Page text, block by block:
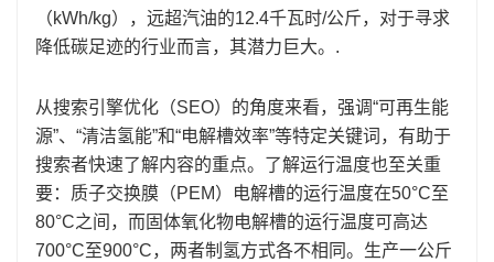
（kWh/kg），远超汽油的12.4千瓦时/公斤，对于寻求
降低碳足迹的行业而言，其潜力巨大。.
从搜索引擎优化（SEO）的角度来看，强调“可再生能
源”、“清洁氢能”和“电解槽效率”等特定关键词，有助于
搜索者快速了解内容的重点。了解运行温度也至关重
要：质子交换膜（PEM）电解槽的运行温度在50°C至
80°C之间，而固体氧化物电解槽的运行温度可高达
700°C至900°C，两者制氢方式各不相同。生产一公斤